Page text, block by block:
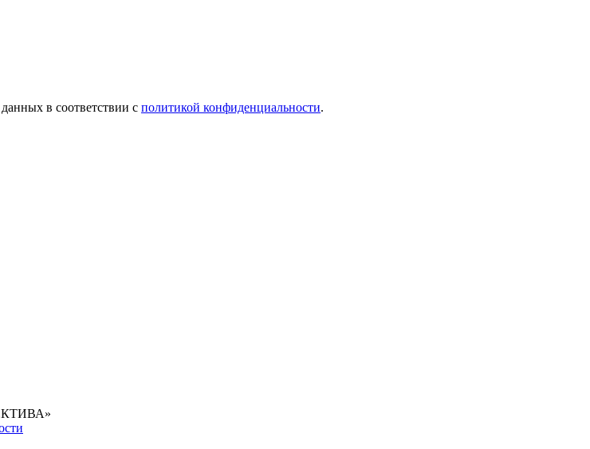
в соответствии с политикой конфиденциальности.